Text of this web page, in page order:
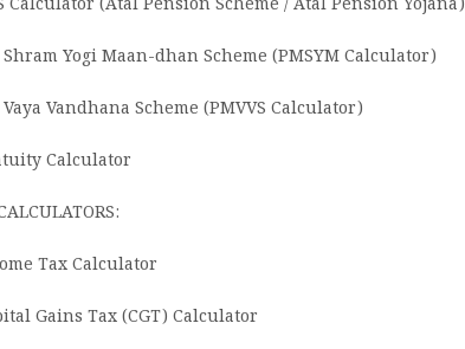
Calculator (Atal Pension Scheme / Atal Pension Yojana)
Yogi Maan-dhan Scheme (PMSYM Calculator)
Vandhana Scheme (PMVVS Calculator)
Calculator
Tax Calculator
Gains Tax (CGT) Calculator